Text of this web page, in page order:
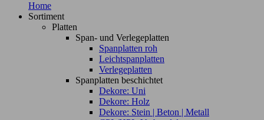
Home
Sortiment
Platten
Span- und Verlegeplatten
Spanplatten roh
Leichtspanplatten
Verlegeplatten
Spanplatten beschichtet
Dekore: Uni
Dekore: Holz
Dekore: Stein | Beton | Metall